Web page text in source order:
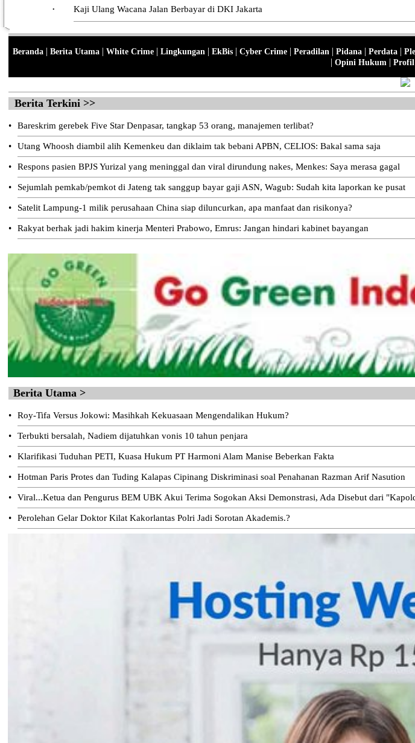
• Kaji Ulang Wacana Jalan Berbayar di DKI Jakarta
Beranda| Berita Utama| White Crime| Lingkungan | EkBis| Cyber Crime| Peradilan | Pidana| Perdata|
| Opini Hukum | Profil
Berita Terkini >>
• Bareskrim gerebek Five Star Denpasar, tangkap 53 orang, manajemen terlibat?
• Utang Whoosh diambil alih Kemenkeu dan diklaim tak bebani APBN, CELIOS: Bakal sama saja
• Respons pasien BPJS Yurizal yang meninggal dan viral dirundung nakes, Menkes: Saya merasa gagal
• Sejumlah pemkab/pemkot di Jateng tak sanggup bayar gaji ASN, Wagub: Sudah kita laporkan ke pusat
• Satelit Lampung-1 milik perusahaan China siap diluncurkan, apa manfaat dan risikonya?
• Rakyat berhak jadi hakim kinerja Menteri Prabowo, Emrus: Jangan hindari kabinet bayangan
Berita Utama >
• Roy-Tifa Versus Jokowi: Masihkah Kekuasaan Mengendalikan Hukum?
• Terbukti bersalah, Nadiem dijatuhkan vonis 10 tahun penjara
• Klarifikasi Tuduhan PETI, Kuasa Hukum PT Harmoni Alam Manise Beberkan Fakta
• Hotman Paris Protes dan Tuding Kalapas Cipinang Diskriminasi soal Penahanan Razman Arif Nasution
• Viral...Ketua dan Pengurus BEM UBK Akui Terima Sogokan Aksi Demonstrasi, Ada Disebut dari
• Perolehan Gelar Doktor Kilat Kakorlantas Polri Jadi Sorotan Akademis.?